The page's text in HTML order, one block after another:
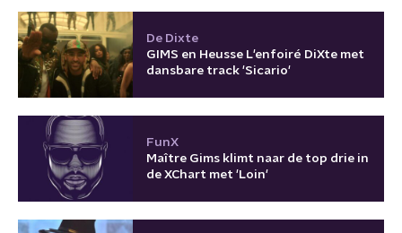
De Dixte
GIMS en Heusse L'enfoiré DiXte met
dansbare track 'Sicario'
FunX
Maître Gims klimt naar de top drie in
de XChart met 'Loin'